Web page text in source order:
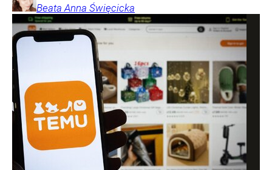
Beata Anna Święcicka